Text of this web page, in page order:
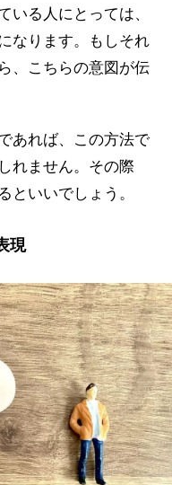
いる人にとっては、
なります。もしそれ
、こちらの意図が伝
あれば、この方法で
れません。その際
といいでしょう。
現